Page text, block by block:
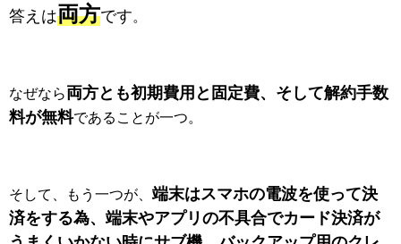
答えは両方です。
なぜなら両方とも初期費用と固定費、そして解約手数
料が無料であることが一つ。
そして、もう一つが、 端末はスマホの電波を使って決
済をする為、端末やアプリの不具合でカード決済が